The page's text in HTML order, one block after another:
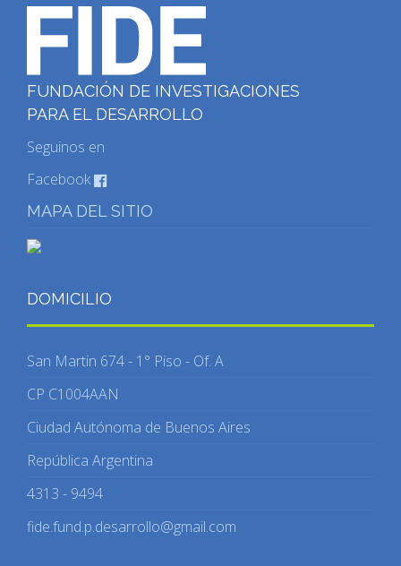
FUNDACIÓN DE INVESTIGACIONES
PARA EL DESARROLLO
Seguinos en
Facebook
MAPA DEL SITIO
DOMICILIO
San Martin 674 - 1° Piso - Of. A
CP C1004AAN
Ciudad Autónoma de Buenos Aires
República Argentina
4313 - 9494
fide.fund.p.desarrollo@gmail.com